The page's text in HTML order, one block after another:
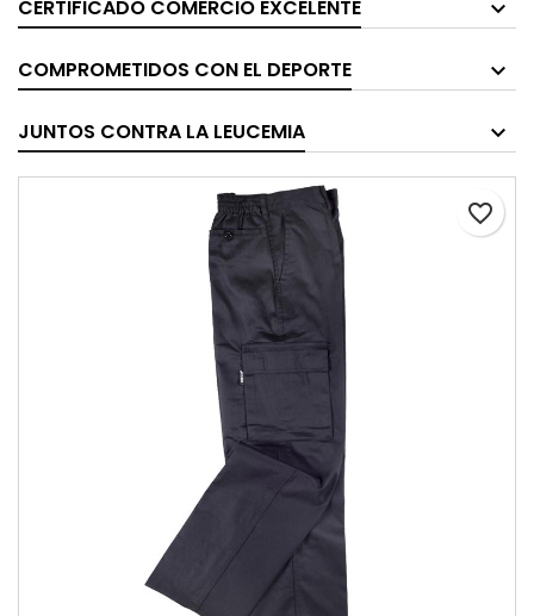
CERTIFICADO COMERCIO EXCELENTE
COMPROMETIDOS CON EL DEPORTE
JUNTOS CONTRA LA LEUCEMIA
favorite_border